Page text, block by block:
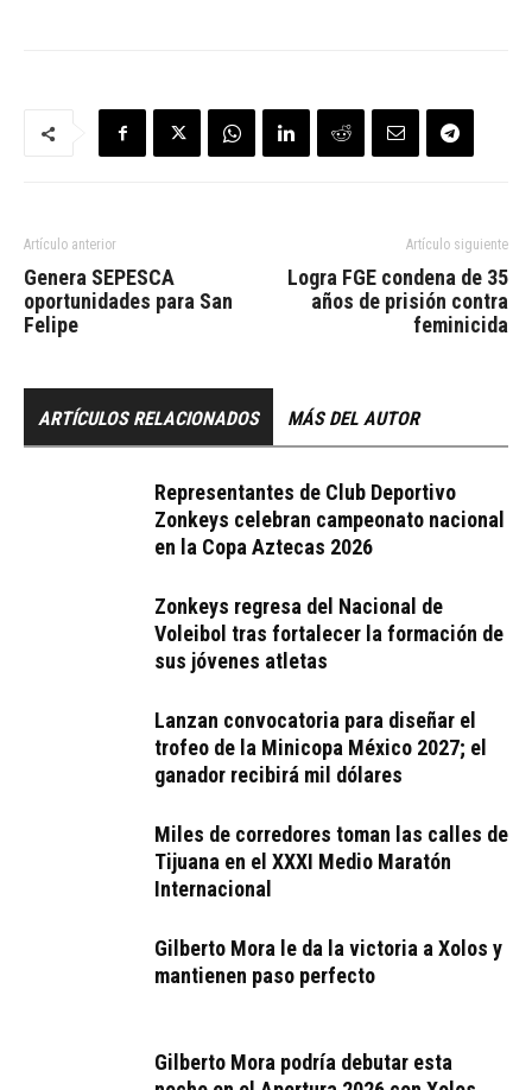
Artículo anterior
Genera SEPESCA
oportunidades para San
Felipe
Artículo siguiente
Logra FGE condena de 35
años de prisión contra
feminicida
ARTÍCULOS RELACIONADOS MÁS DEL AUTOR
Representantes de Club Deportivo
Zonkeys celebran campeonato nacional
en la Copa Aztecas 2026
Zonkeys regresa del Nacional de
Voleibol tras fortalecer la formación de
sus jóvenes atletas
Lanzan convocatoria para diseñar el
trofeo de la Minicopa México 2027; el
ganador recibirá mil dólares
Miles de corredores toman las calles de
Tijuana en el XXXI Medio Maratón
Internacional
Gilberto Mora le da la victoria a Xolos y
mantienen paso perfecto
Gilberto Mora podría debutar esta